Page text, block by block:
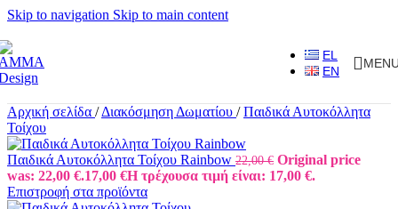
Skip to navigation Skip to main content
EL
EN
Αρχική σελίδα / Διακόσμηση Δωματίου / Παιδικά Αυτοκόλλητα
Τοίχου
Παιδικά Αυτοκόλλητα Τοίχου Rainbow 22,00€ Original price
was: 22,00 €.17,00 €Η τρέχουσα τιμή είναι: 17,00 €.
Επιστροφή στα προϊόντα